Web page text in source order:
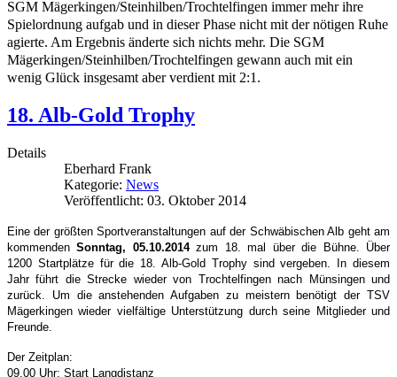
SGM Mägerkingen/Steinhilben/Trochtelfingen immer mehr ihre
Spielordnung aufgab und in dieser Phase nicht mit der nötigen Ruhe
agierte. Am Ergebnis änderte sich nichts mehr. Die SGM
Mägerkingen/Steinhilben/Trochtelfingen gewann auch mit ein
wenig Glück insgesamt aber verdient mit 2:1.
18. Alb-Gold Trophy
Details
Eberhard Frank
Kategorie: News
Veröffentlicht: 03. Oktober 2014
Eine der größten Sportveranstaltungen auf der Schwäbischen Alb geht am
kommendenSonntag, 05.10.2014zum 18. mal über die Bühne. Über
1200 Startplätze für die 18. Alb-Gold Trophy sind vergeben. In diesem
Jahr führt die Strecke wieder von Trochtelfingen nach Münsingen und
zurück. Um die anstehenden Aufgaben zu meistern benötigt der TSV
Mägerkingen wieder vielfältige Unterstützung durch seine Mitglieder und
Freunde.
Der Zeitplan:
09.00 Uhr: Start Langdistanz